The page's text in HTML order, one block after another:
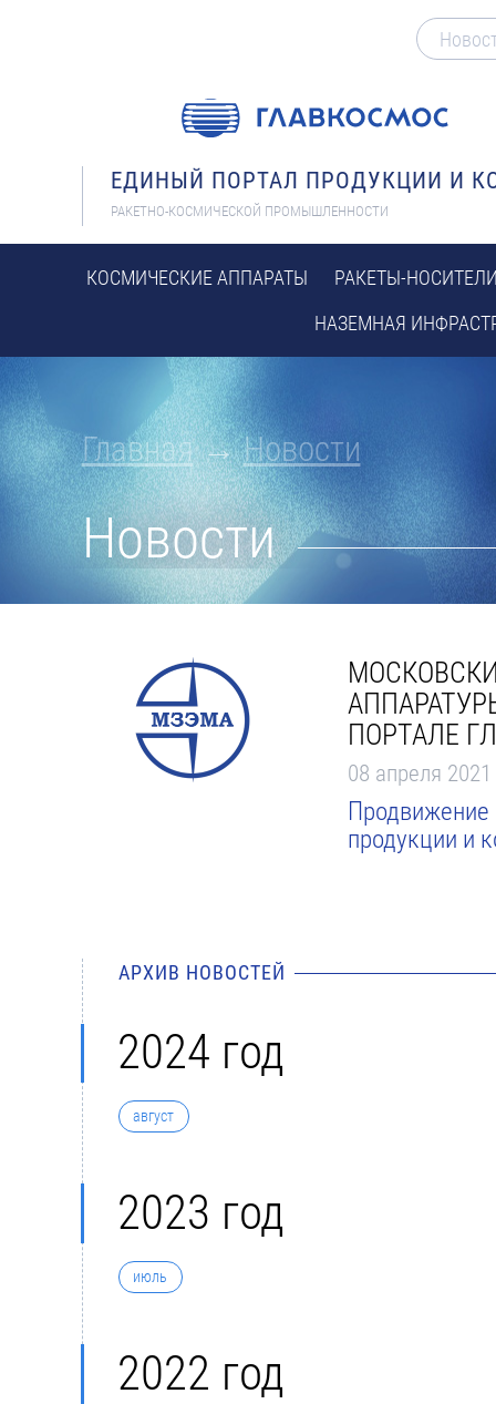
ЕДИНЫЙ ПОРТАЛ ПРОДУКЦИИ И
РАКЕТНО-КОСМИЧЕСКОЙ ПРОМЫШЛЕННОСТИ
КОСМИЧЕСКИЕ АППАРАТЫ
РАКЕТЫ-
НАЗЕМНАЯ
Главная→Новости
Новости
ПОРТАЛЕ
08 апреля 2021
продукции и
АРХИВ НОВОСТЕЙ
2024 год
август
2023 год
июль
2022 год